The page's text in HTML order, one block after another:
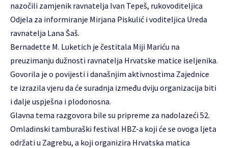
nazočili zamjenik ravnatelja Ivan Tepeš, rukovoditeljica
Odjela za informiranje Mirjana Piskulić i voditeljica Ureda
ravnatelja Lana Šaš.
Bernadette M. Luketich je čestitala Miji Mariću na
preuzimanju dužnosti ravnatelja Hrvatske matice iseljenika.
Govorila je o povijesti i današnjim aktivnostima Zajednice
te izrazila vjeru da će suradnja između dviju organizacija biti
i dalje uspješna i plodonosna.
Glavna tema razgovora bile su pripreme za nadolazeći 52.
Omladinski tamburaški festival HBZ-a koji će se ovoga ljeta
održati u Zagrebu, a koji organizira Hrvatska matica